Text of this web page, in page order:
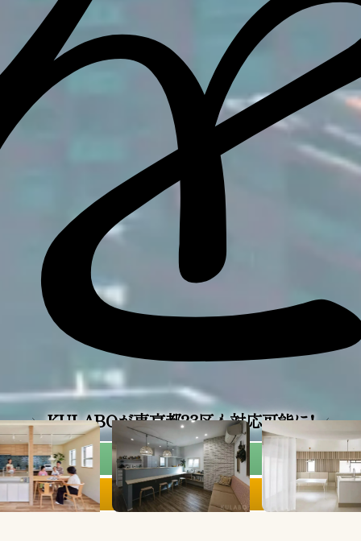
KULABOが東京都23区も対応可能に!
オンライン相談
来店予約